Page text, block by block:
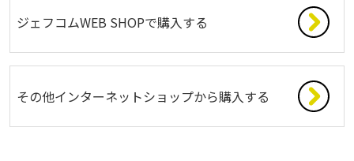
ジェフコムWEB SHOPで購入する
その他インターネットショップから購入する